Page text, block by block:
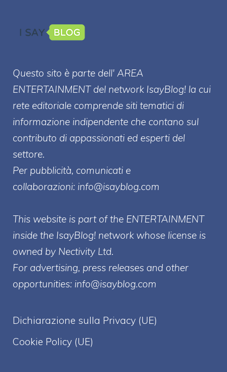
Questo sito è parte dell' AREA
ENTERTAINMENT del network IsayBlog! la cui
rete editoriale comprende siti tematici di
informazione indipendente che contano sul
contributo di appassionati ed esperti del
settore.
Per pubblicità, comunicati e
collaborazioni: info@isayblog.com
This website is part of the ENTERTAINMENT
inside the IsayBlog! network whose license is
owned by Nectivity Ltd.
For advertising, press releases and other
opportunities: info@isayblog.com
Dichiarazione sulla Privacy (UE)
Cookie Policy (UE)